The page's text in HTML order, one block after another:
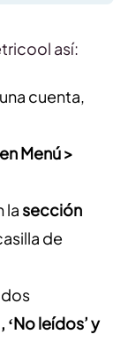
así:
cuenta,
Menú >
lasección
de
‘No leídos’ y